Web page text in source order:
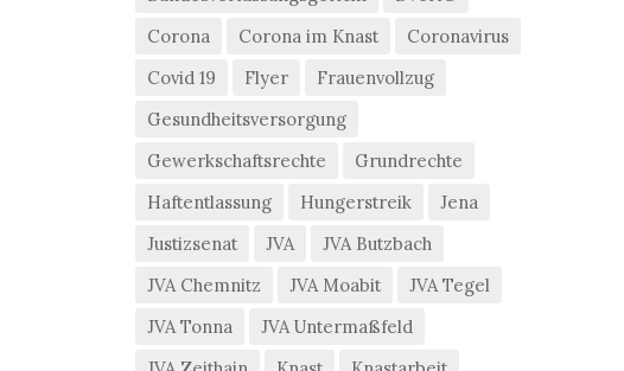
Corona
Corona im Knast
Coronavirus
Covid 19
Flyer
Frauenvollzug
Gesundheitsversorgung
Gewerkschaftsrechte
Grundrechte
Haftentlassung
Hungerstreik
Jena
Justizsenat
JVA
JVA Butzbach
JVA Chemnitz
JVA Moabit
JVA Tegel
JVA Tonna
JVA Untermaßfeld